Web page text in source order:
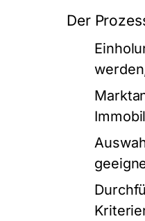
Der